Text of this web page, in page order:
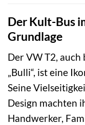
Der Kult-Bus
Grundlage
Der VW T2,
„Bulli“, ist eine
Seine
Design machten
Handwerker,